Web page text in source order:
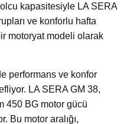
kapasitesiyle LA SERA
ve konforlu hafta
motoryat modeli olarak
performans ve konfor
LA SERA GM 38,
450 BG motor gücü
Bu motor aralığı,